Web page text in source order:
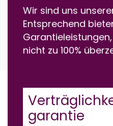
Wir sind uns
Entsprechend
nicht zu 100%
garantie